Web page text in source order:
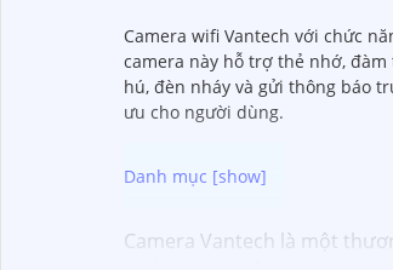
Camera wifi Vantech với chức
camera này hỗ trợ thẻ nhớ,
hú, đèn nháy và gửi thông báo
ưu cho người dùng.
Camera Vantech là một